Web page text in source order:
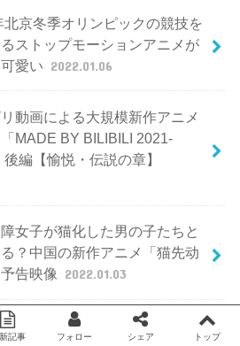
北京冬季オリンピックの競技を
ストップモーションアニメが
愛い 2022.01.06
動画による大規模新作アニメ
MADE BY BILIBILI 2021-
編【愉悦・伝説の章】
女子が猫化した男の子たちと
？中国の新作アニメ「猫先动
告映像
2022.01.03
東方同人アニメ「秘封活動記録
記事 フォロー シェア トップ
facebook